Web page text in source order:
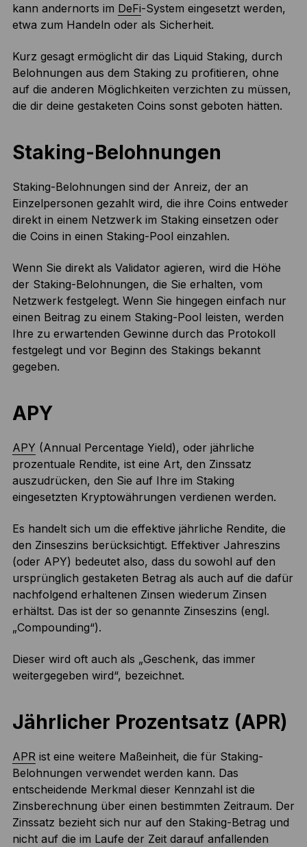
kann andernorts im DeFi-System eingesetzt werden,
etwa zum Handeln oder als Sicherheit.
Kurz gesagt ermöglicht dir das Liquid Staking, durch
Belohnungen aus dem Staking zu profitieren, ohne
auf die anderen Möglichkeiten verzichten zu müssen,
die dir deine gestaketen Coins sonst geboten hätten.
Staking-Belohnungen
Staking-Belohnungen sind der Anreiz, der an
Einzelpersonen gezahlt wird, die ihre Coins entweder
direkt in einem Netzwerk im Staking einsetzen oder
die Coins in einen Staking-Pool einzahlen.
Wenn Sie direkt als Validator agieren, wird die Höhe
der Staking-Belohnungen, die Sie erhalten, vom
Netzwerk festgelegt. Wenn Sie hingegen einfach nur
einen Beitrag zu einem Staking-Pool leisten, werden
Ihre zu erwartenden Gewinne durch das Protokoll
festgelegt und vor Beginn des Stakings bekannt
gegeben.
APY
APY (Annual Percentage Yield), oder jährliche
prozentuale Rendite, ist eine Art, den Zinssatz
auszudrücken, den Sie auf Ihre im Staking
eingesetzten Kryptowährungen verdienen werden.
Es handelt sich um die effektive jährliche Rendite, die
den Zinseszins berücksichtigt. Effektiver Jahreszins
(oder APY) bedeutet also, dass du sowohl auf den
ursprünglich gestaketen Betrag als auch auf die dafür
nachfolgend erhaltenen Zinsen wiederum Zinsen
erhältst. Das ist der so genannte Zinseszins (engl.
„Compounding“).
Dieser wird oft auch als „Geschenk, das immer
weitergegeben wird“, bezeichnet.
Jährlicher Prozentsatz (APR)
APRist eine weitere Maßeinheit, die für Staking-
Belohnungen verwendet werden kann. Das
entscheidende Merkmal dieser Kennzahl ist die
Zinsberechnung über einen bestimmten Zeitraum. Der
Zinssatz bezieht sich nur auf den Staking-Betrag und
nicht auf die im Laufe der Zeit darauf anfallenden